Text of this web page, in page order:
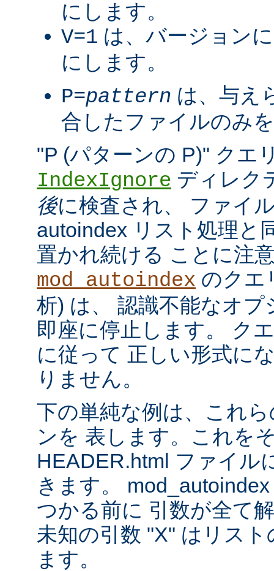
にします。
V=1 は、バージョン
にします。
P=pattern は、与え
合したファイルのみ
"P (パターンの P)" クエ
IndexIgnore ディレク
後に検査され、 ファイ
autoindex リスト処理と
置かれ続ける ことに注
mod_autoindex のクエ
析) は、 認識不能なオ
即座に停止します。 ク
に従って 正しい形式に
りません。
下の単純な例は、これ
ンを 表します。これを
HEADER.html ファイル
きます。
つかる前に 引数が全て
未知の引数 "X" はリス
ます。